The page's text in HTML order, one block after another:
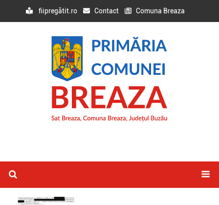
fiipregătit.ro Contact Comuna Breaza